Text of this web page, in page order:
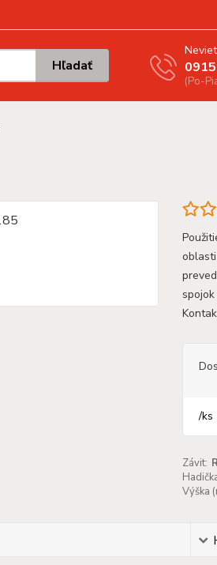
Hľadať
(Po-
/ks
Závit:
Výška